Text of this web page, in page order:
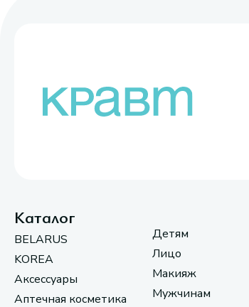
Каталог
BELARUS
KOREA
Аксессуары
Аптечная косметика
Детям
Лицо
Макияж
Мужчинам